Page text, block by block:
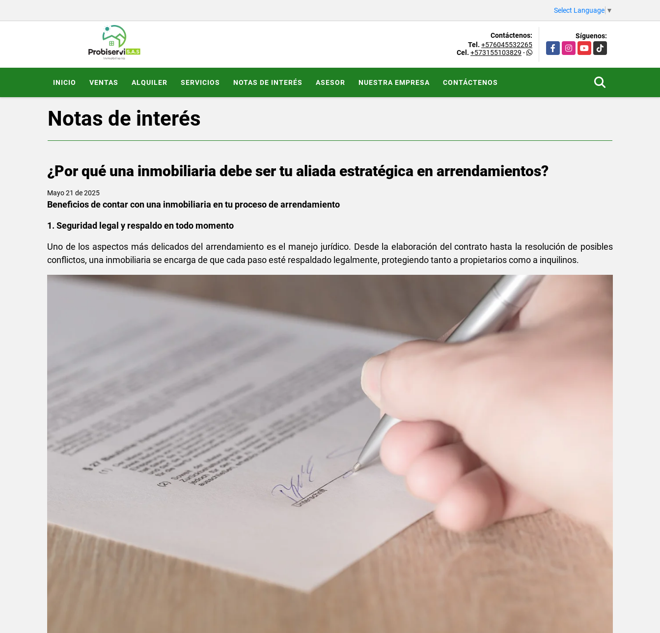
Select Language ▼
Contáctenos:
Tel. +576045532265
Cel. +573155103829 -
Síguenos:
FacebookInstagramYouTubeTikTok
INICIO VENTAS ALQUILER SERVICIOS NOTAS DE INTERÉS ASESOR NUESTRA EMPRESA CONTÁCTENOS
Notas de interés
¿Por qué una inmobiliaria debe ser tu aliada estratégica en arrendamientos?
Mayo 21 de 2025
Beneficios de contar con una inmobiliaria en tu proceso de arrendamiento
1. Seguridad legal y respaldo en todo momento
Uno de los aspectos más delicados del arrendamiento es el manejo jurídico. Desde la elaboración del contrato hasta la resolución de posibles
conflictos, una inmobiliaria se encarga de que cada paso esté respaldado legalmente, protegiendo tanto a propietarios como a inquilinos.